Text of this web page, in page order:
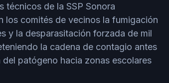
técnicos de la SSP Sonora
los comités de vecinos la fumigación
y la desparasitación forzada de mil
la cadena de contagio antes
del patógeno hacia zonas escolares